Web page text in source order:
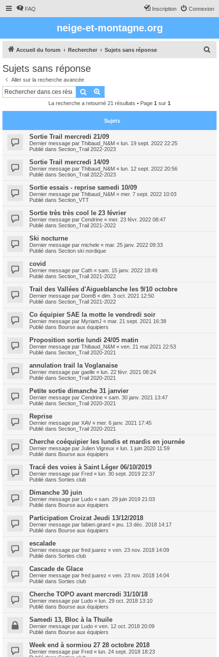
FAQ Connexion
Inscription
neige-et-montagne.org
Accueil du forum Rechercher Sujets sans réponse
h
Sujets sans réponse
Aller sur la recherche avancée
Rechercher
La recherche a retourné 21 résultats • Page 1 sur 1
Sujets
Sortie Trail mercredi 21/09
Dernier message par Thibaud_N&M « lun. 19 sept. 2022 22:25
Publié dans Section_Trail 2022-2023
Sortie Trail mercredi 14/09
Dernier message par Thibaud_N&M « lun. 12 sept. 2022 20:56
Publié dans Section_Trail 2022-2023
Sortie essais - reprise samedi 10/09
Dernier message par Thibaud_N&M « mer. 7 sept. 2022 10:03
Publié dans Section_VTT
Sortie très très cool le 23 février
Dernier message par Cendrine « mer. 23 févr. 2022 08:47
Publié dans Section_Trail 2021-2022
Ski nocturne
Dernier message par michele « mar. 25 janv. 2022 09:33
Publié dans Section ski nordique
covid
Dernier message par Cath « sam. 15 janv. 2022 18:49
Publié dans Section_Trail 2021-2022
Trail des Vallées d'Aigueblanche les 9/10 octobre
Dernier message par DomB « dim. 3 oct. 2021 12:50
Publié dans Section_Trail 2021-2022
Co équipier SAE la motte le vendredi soir
Dernier message par MyriamJ « mar. 21 sept. 2021 16:38
Publié dans Bourse aux équipiers
Proposition sortie lundi 24/05 matin
Dernier message par Thibaud_N&M « ven. 21 mai 2021 22:53
Publié dans Section_Trail 2020-2021
annulation trail la Voglanaise
Dernier message par gaelle « lun. 22 févr. 2021 08:24
Publié dans Section_Trail 2020-2021
Petite sortie dimanche 31 janvier
Dernier message par Cendrine « sam. 30 janv. 2021 13:47
Publié dans Section_Trail 2020-2021
Reprise
Dernier message par XAV « mer. 6 janv. 2021 17:45
Publié dans Section_Trail 2020-2021
Cherche coéquipier les lundis et mardis en journée
Dernier message par Julien Vigreux « lun. 1 juin 2020 11:59
Publié dans Bourse aux équipiers
Tracé des voies à Saint Léger 06/10/2019
Dernier message par Fred « lun. 30 sept. 2019 22:37
Publié dans Sorties club
Dimanche 30 juin
Dernier message par Ludo « sam. 29 juin 2019 21:03
Publié dans Bourse aux équipiers
Participation Croizat Jeudi 13/12/2018
Dernier message par fabien.girard « jeu. 13 déc. 2018 14:17
Publié dans Bourse aux équipiers
escalade
Dernier message par fred juarez « ven. 23 nov. 2018 14:09
Publié dans Sorties club
Cascade de Glace
Dernier message par fred juarez « ven. 23 nov. 2018 14:04
Publié dans Sorties club
Cherche TOPO avant mercredi 31/10/18
Dernier message par Ludo « lun. 29 oct. 2018 13:10
Publié dans Bourse aux équipiers
Samedi 13, Bloc à la Thuile
Dernier message par Ludo « ven. 12 oct. 2018 20:09
Publié dans Bourse aux équipiers
Week end à sormiou 27 28 octobre 2018
Dernier message par Fred « lun. 24 sept. 2018 18:23